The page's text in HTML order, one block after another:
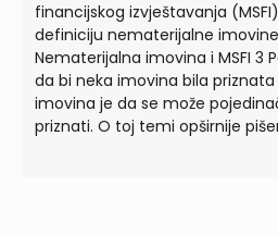
financijskog izvještavanja
definiciju nematerijalne
Nematerijalna imovina i MSFI 3
da bi neka imovina bila
imovina je da se može
priznati. O toj temi opširnije